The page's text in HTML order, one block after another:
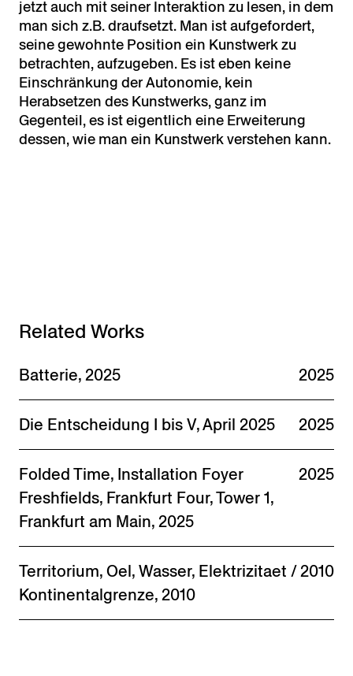
jetzt auch mit seiner Interaktion zu lesen, in dem
man sich z.B. draufsetzt. Man ist aufgefordert,
seine gewohnte Position ein Kunstwerk zu
betrachten, aufzugeben. Es ist eben keine
Einschränkung der Autonomie, kein
Herabsetzen des Kunstwerks, ganz im
Gegenteil, es ist eigentlich eine Erweiterung
dessen, wie man ein Kunstwerk verstehen kann.
Related Works
Batterie, 2025 2025
Die Entscheidung I bis V, April 2025 2025
Folded Time, Installation Foyer
Freshfields, Frankfurt Four, Tower 1,
Frankfurt am Main, 2025
2025
Territorium, Oel, Wasser, Elektrizitaet /
Kontinentalgrenze, 2010
2010